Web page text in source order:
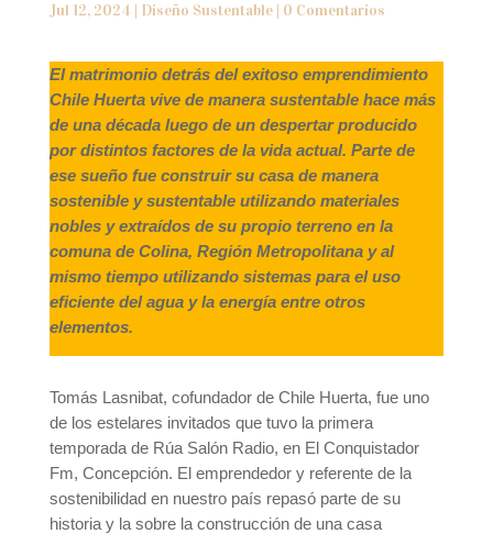
Jul 12, 2024 | Diseño Sustentable| 0 Comentarios
El matrimonio detrás del exitoso emprendimiento
Chile Huerta vive de manera sustentable hace más
de una década luego de un despertar producido
por distintos factores de la vida actual. Parte de
ese sueño fue construir su casa de manera
sostenible y sustentable utilizando materiales
nobles y extraídos de su propio terreno en la
comuna de Colina, Región Metropolitana y al
mismo tiempo utilizando sistemas para el uso
eficiente del agua y la energía entre otros
elementos.
Tomás Lasnibat, cofundador de Chile Huerta, fue uno
de los estelares invitados que tuvo la primera
temporada de Rúa Salón Radio, en El Conquistador
Fm, Concepción. El emprendedor y referente de la
sostenibilidad en nuestro país repasó parte de su
historia y la sobre la construcción de una casa